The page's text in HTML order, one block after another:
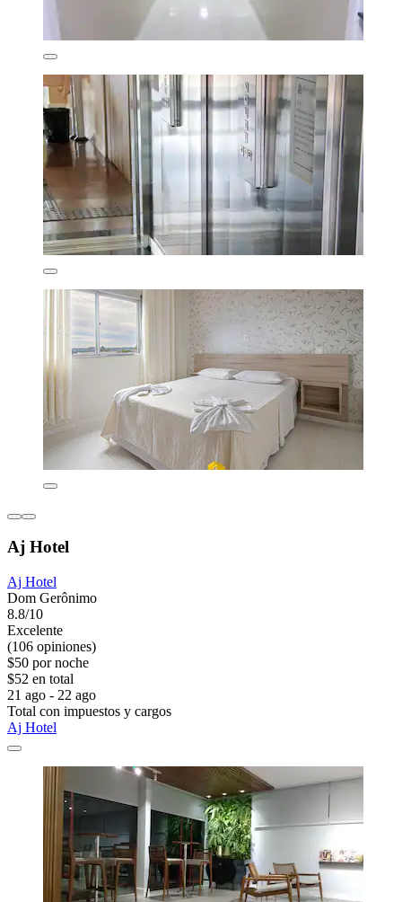
Aj Hotel
Aj Hotel
Dom Gerônimo
8.8/10
Excelente
(106 opiniones)
$50 por noche
$52 en total
21 ago - 22 ago
Total con impuestos y cargos
Aj Hotel